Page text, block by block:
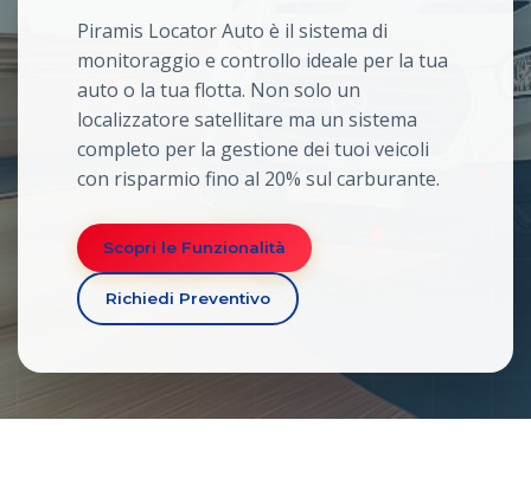
Piramis Locator Auto è il sistema di
monitoraggio e controllo ideale per la tua
auto o la tua flotta. Non solo un
localizzatore satellitare ma un sistema
completo per la gestione dei tuoi veicoli
con risparmio fino al 20% sul carburante.
Scopri le Funzionalità
Richiedi Preventivo